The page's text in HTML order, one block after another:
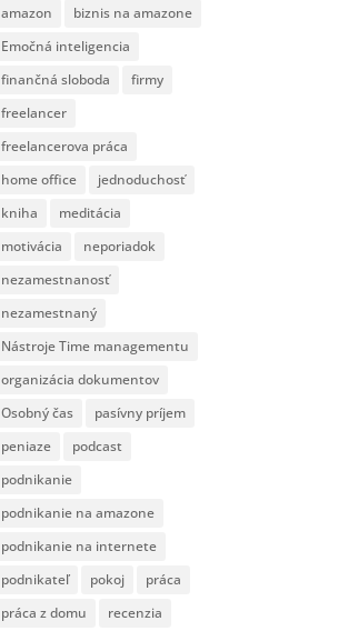
amazon
biznis na amazone
Emočná inteligencia
finančná sloboda
firmy
freelancer
freelancerova práca
home office
jednoduchosť
kniha
meditácia
motivácia
neporiadok
nezamestnanosť
nezamestnaný
Nástroje Time managementu
organizácia dokumentov
Osobný čas
pasívny príjem
peniaze
podcast
podnikanie
podnikanie na amazone
podnikanie na internete
podnikateľ
pokoj
práca
práca z domu
recenzia